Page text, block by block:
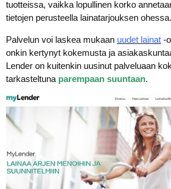
tuotteissa, vaikka lopullinen korko
tietojen perusteella lainatarjouksen ohessa.
Palvelun voi laskea mukaan uudet lainat -
onkin kertynyt kokemusta ja
Lender on kuitenkin uusinut palveluaan
tarkasteltuna parempaan suuntaan.